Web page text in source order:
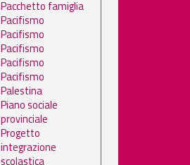
Pacchetto famiglia
Pacifismo
Pacifismo
Pacifismo
Pacifismo
Pacifismo
Palestina
Piano sociale
provinciale
Progetto
integrazione
scolastica